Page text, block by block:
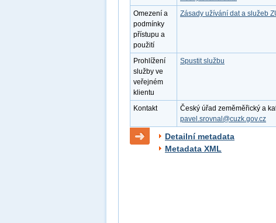
Omezení a
podmínky
přístupu a
použití
Zásady užívání dat a služeb
Prohlížení
služby ve
veřejném
klientu
Spustit službu
Kontakt
Český úřad zeměměřický a
pavel.srovnal@cuzk.gov.cz
Detailní metadata
Metadata XML